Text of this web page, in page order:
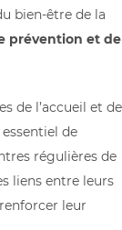
bien-être de la
prévention et de
de l’accueil et de
de
régulières de
liens entre leurs
leur